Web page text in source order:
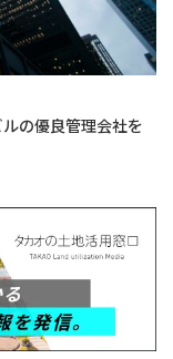
の優良管理会社を